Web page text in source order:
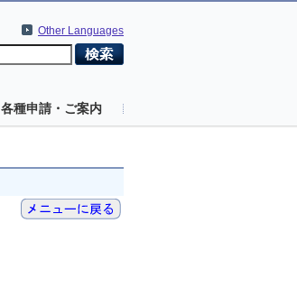
Other Languages
各種申請・ご案内